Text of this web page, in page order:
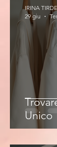
Unico
IRINA
29 giu